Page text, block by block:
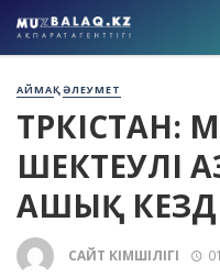
АЙМАҚ ӘЛЕУМЕТ
ТҮРКІСТАН:
ШЕКТЕУЛІ
АШЫҚ
САЙТ ӘКІМШІЛІГІ